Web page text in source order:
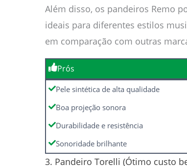
Além disso, os pandeiros Remo
ideais para diferentes estilos
em comparação com outras
Prós
Pele sintética de alta qualidade
Boa projeção sonora
Durabilidade e resistência
Sonoridade brilhante
3. Pandeiro Torelli (Ótimo custo